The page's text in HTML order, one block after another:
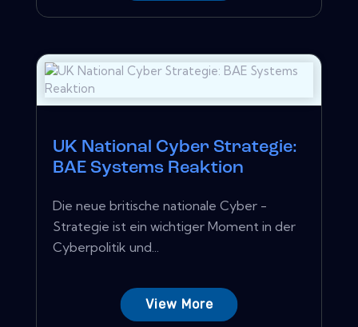
UK National Cyber ​​Strategie:
BAE Systems Reaktion
Die neue britische nationale Cyber ​​-
Strategie ist ein wichtiger Moment in der
Cyberpolitik und...
View More